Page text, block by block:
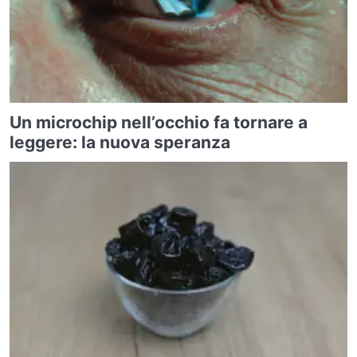
Un microchip nell’occhio fa tornare a
leggere: la nuova speranza